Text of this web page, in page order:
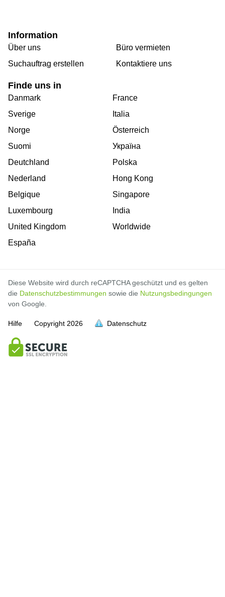
Information
Über uns
Suchauftrag erstellen
Büro vermieten
Kontaktiere uns
Finde uns in
Danmark
Sverige
Norge
Suomi
Deutchland
Nederland
Belgique
Luxembourg
United Kingdom
España
France
Italia
Österreich
Україна
Polska
Hong Kong
Singapore
India
Worldwide
Diese Website wird durch reCAPTCHA geschützt und es gelten
die Datenschutzbestimmungen sowie die Nutzungsbedingungen
von Google.
Hilfe Copyright 2026 Datenschutz